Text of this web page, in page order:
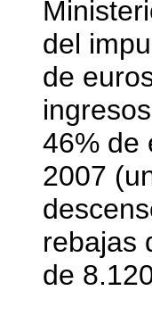
del
de
46% de
2007
rebajas
de